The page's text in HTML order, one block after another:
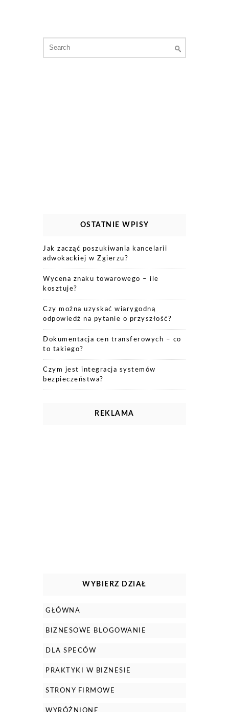
for:
OSTATNIE WPISY
Jak zacząć poszukiwania kancelarii
adwokackiej w Zgierzu?
Wycena znaku towarowego – ile
kosztuje?
Czy można uzyskać wiarygodną
odpowiedź na pytanie o przyszłość?
Dokumentacja cen transferowych – co
to takiego?
Czym jest integracja systemów
bezpieczeństwa?
REKLAMA
WYBIERZ DZIAŁ
GŁÓWNA
BIZNESOWE BLOGOWANIE
DLA SPECÓW
PRAKTYKI W BIZNESIE
STRONY FIRMOWE
WYRÓŻNIONE